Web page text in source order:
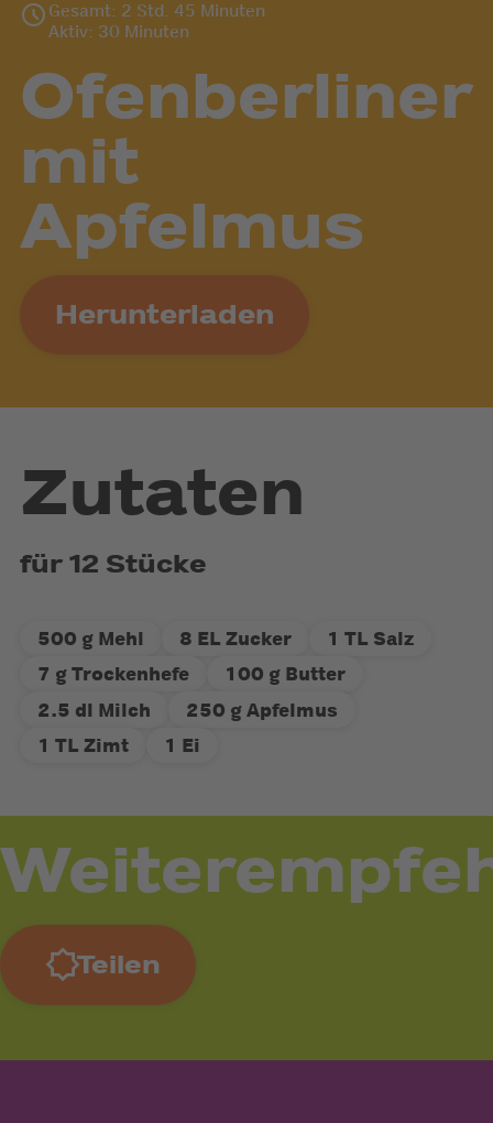
Gesamt: 2 Std. 45 Minuten
Aktiv: 30 Minuten
Ofenberliner
mit
Apfelmus
Herunterladen
Zutaten
für 12 Stücke
500 g Mehl 8 EL Zucker
1 TL Salz
7 g Trockenhefe
100 g Butter
2.5 dl Milch
250 g Apfelmus
1 TL Zimt
1 Ei
Teilen